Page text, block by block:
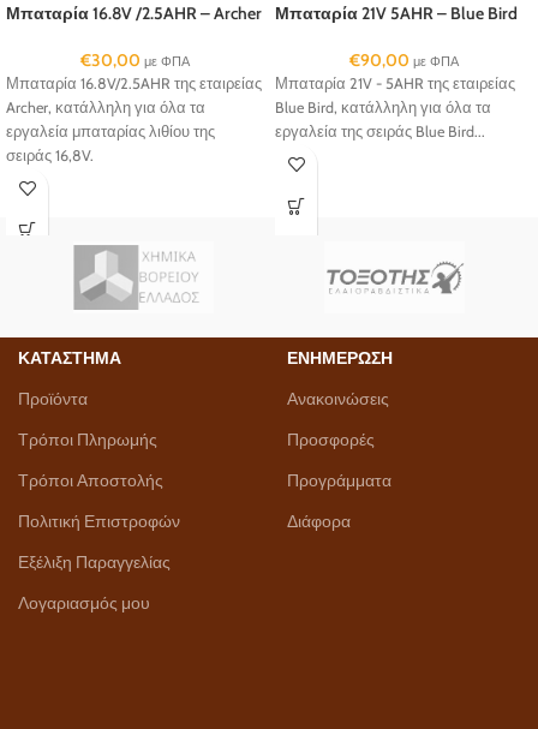
Μπαταρία 16.8V /2.5AHR – Archer
€30,00 με ΦΠΑ
Μπαταρία 16.8V/2.5AHR της εταιρείας
Archer, κατάλληλη για όλα τα
εργαλεία μπαταρίας λιθίου της
σειράς 16,8V.
Μπαταρία 21V 5AHR – Blue Bird
€90,00 με ΦΠΑ
Μπαταρία 21V - 5AHR της εταιρείας
Blue Bird, κατάλληλη για όλα τα
εργαλεία της σειράς Blue Bird...
ΚΑΤΑΣΤΗΜΑ
Προϊόντα
Τρόποι Πληρωμής
Τρόποι Αποστολής
Πολιτική Επιστροφών
Εξέλιξη Παραγγελίας
Λογαριασμός μου
ΕΝΗΜΕΡΩΣΗ
Ανακοινώσεις
Προσφορές
Προγράμματα
Διάφορα